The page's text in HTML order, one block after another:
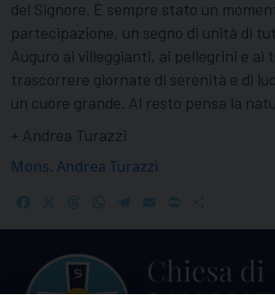
del Signore. È sempre stato un
partecipazione, un segno di unità di
Auguro ai villeggianti, ai pellegrini e ai
trascorrere giornate di serenità e di
un cuore grande. Al resto pensa la
+ Andrea Turazzi
Mons. Andrea Turazzi
FacebookThreadsWhatsApp
Telegram
EmailPrint